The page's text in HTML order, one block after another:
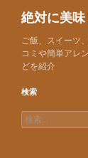
絶対に美
ご飯、スイーツ
コミや簡単アレ
どを紹介
検索
検
索: